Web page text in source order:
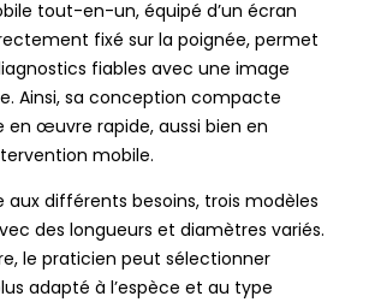
tout-en-un, équipé d’un écran
fixé sur la poignée, permet
fiables avec une image
Ainsi, sa conception compacte
en œuvre rapide, aussi bien en
mobile.
aux différents besoins, trois modèles
des longueurs et diamètres variés.
le praticien peut sélectionner
adapté à l’espèce et au type